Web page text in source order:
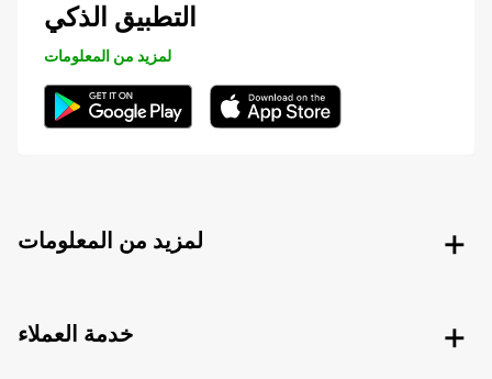
التطبيق الذكي
لمزيد من المعلومات
لمزيد من المعلومات
خدمة العملاء